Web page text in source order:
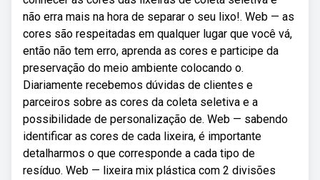
não erra mais na hora de separar o seu lixo!. Web — as
cores são respeitadas em qualquer lugar que você vá,
então não tem erro, aprenda as cores e participe da
preservação do meio ambiente colocando o.
Diariamente recebemos dúvidas de clientes e
parceiros sobre as cores da coleta seletiva e a
possibilidade de personalização de. Web — sabendo
identificar as cores de cada lixeira, é importante
detalharmos o que corresponde a cada tipo de
resíduo. Web — lixeira mix plástica com 2 divisões